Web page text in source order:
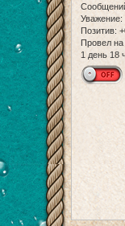
Уважение:
Позитив:
Провел
1 день 18